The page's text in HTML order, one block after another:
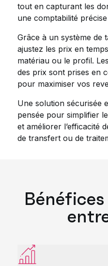
tout en capturant les
une comptabilité
Grâce à un système de
ajustez les prix en
matériau ou le profil.
des prix sont prises en
pour maximiser vos
Une solution sécurisée
pensée pour simplifier
et améliorer l’efficacité
de transfert ou de